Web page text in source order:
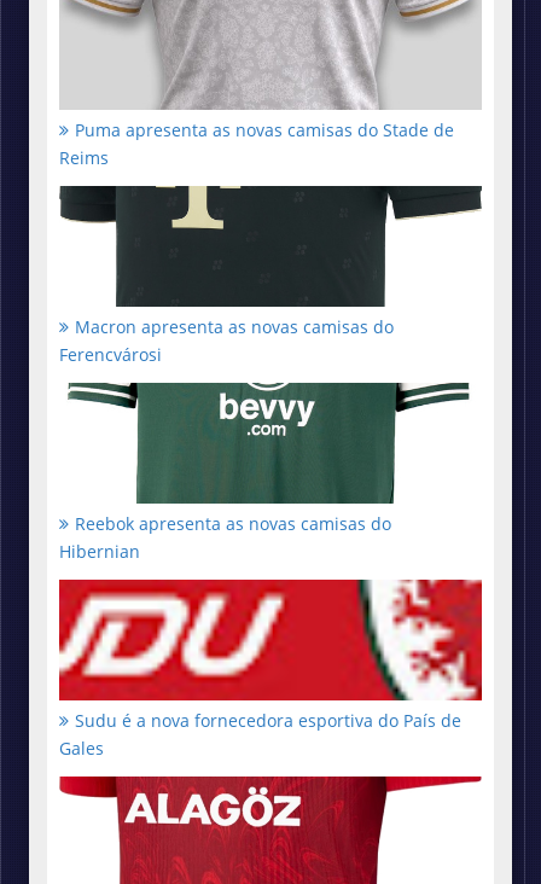
Puma apresenta as novas camisas do Stade de
Reims
Macron apresenta as novas camisas do
Ferencvárosi
Reebok apresenta as novas camisas do
Hibernian
Sudu é a nova fornecedora esportiva do País de
Gales